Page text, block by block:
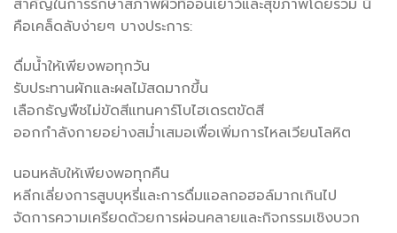
คือเคล็ดลับง่ายๆ บางประการ:
ดื่มน้ำให้เพียงพอทุกวัน
รับประทานผักและผลไม้สดมากขึ้น
เลือกธัญพืชไม่ขัดสีแทนคาร์โบไฮเดรตขัดสี
ออกกำลังกายอย่างสม่ำเสมอเพื่อเพิ่มการไหลเวียนโลหิต
นอนหลับให้เพียงพอทุกคืน
หลีกเลี่ยงการสูบบุหรี่และการดื่มแอลกอฮอล์มากเกินไป
จัดการความเครียดด้วยการผ่อนคลายและกิจกรรมเชิงบวก